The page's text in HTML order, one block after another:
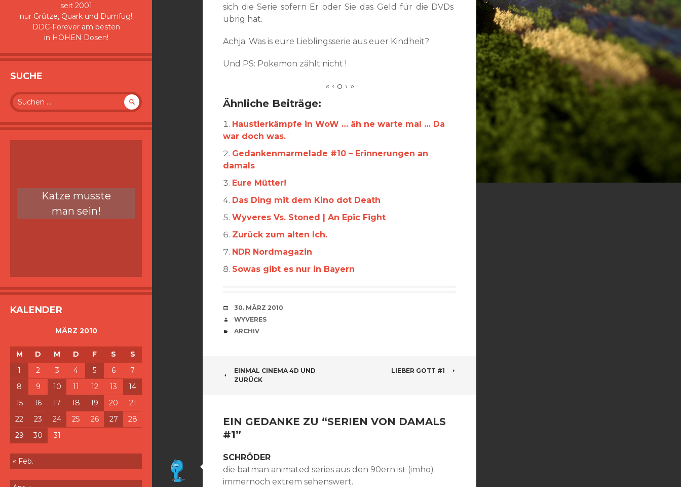
seit 2001
nur Grütze, Quark und Dumfug!
DDC-Forever am besten
in HOHEN Dosen!
SUCHE
Suche
nach:
Katze müsste
man sein!
KALENDER
MÄRZ 2010
M D M D F S
S
1
2 3 4 5 6
7
8
9 10 11 12 13
14
15
16 17 18 19 20
21
22
23 24 25 26 27
28
29
30 31
« Feb.
sich die Serie sofern Er oder Sie das Geld für die DVDs
übrig hat.
Achja. Was is eure Lieblingsserie aus euer Kindheit?
Und PS: Pokemon zählt nicht !
Ähnliche Beiträge:
Haustierkämpfe in WoW … äh ne warte mal … Da
war doch was.
Gedankenmarmelade #10 – Erinnerungen an
damals
Eure Mütter!
Das Ding mit dem Kino dot Death
Wyveres Vs. Stoned | An Epic Fight
Zurück zum alten Ich.
NDR Nordmagazin
Sowas gibt es nur in Bayern
VERABREDUNG
30. MÄRZ 2010
VERFASSER
WYVERES
CATEGORIES
ARCHIV
BEITRAGSNAVIGATION
EINMAL CINEMA 4D UND
ZURÜCK
LIEBER GOTT #1
EIN GEDANKE ZU “SERIEN VON DAMALS
#1”
SCHRÖDER
die batman animated series aus den 90ern ist (imho)
immernoch extrem sehenswert.